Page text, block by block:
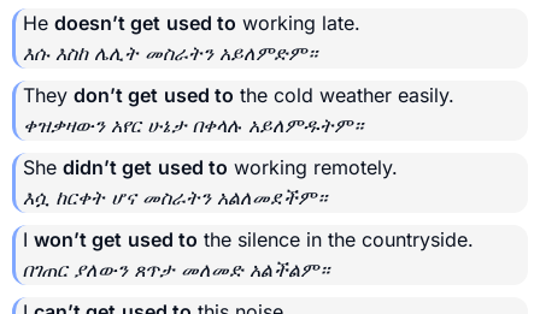
He doesn’t get used to working late.
እሱ እስከ ሌሊት መስራትን አይለምድም።
They don’t get used to the cold weather easily.
ቀዝቃዛውን አየር ሁኔታ በቀላሉ አይለምዱትም።
She didn’t get used to working remotely.
እሷ ከርቀት ሆና መስራትን አልለመደችም።
I won’t get used to the silence in the countryside.
በገጠር ያለውን ጸጥታ መለመድ አልችልም።